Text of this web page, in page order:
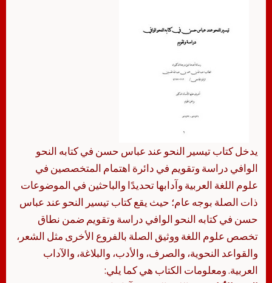
يدخل كتاب تيسير النحو عند عباس حسن في كتابه النحو
الوافي دراسة وتقويم في دائرة اهتمام المتخصصين في
علوم اللغة العربية وآدابها تحديدًا والباحثين في الموضوعات
ذات الصلة بوجه عام؛ حيث يقع كتاب تيسير النحو عند عباس
حسن في كتابه النحو الوافي دراسة وتقويم ضمن نطاق
تخصص علوم اللغة ووثيق الصلة بالفروع الأخرى مثل الشعر،
والقواعد النحوية، والصرف، والأدب، والبلاغة، والآداب
العربية. ومعلومات الكتاب هي كما يلي: